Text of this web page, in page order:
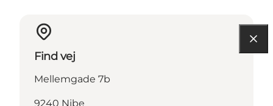
Find vej
Mellemgade 7b
9240 Nibe